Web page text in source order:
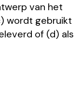
van het
wordt gebruikt
of (d) als